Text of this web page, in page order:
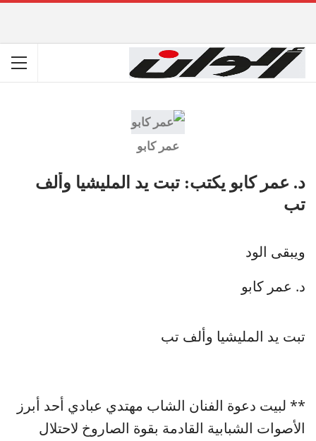
عمر كابو
د. عمر كابو يكتب: تبت يد المليشيا وألف
تب
ويبقى الود
د. عمر كابو
تبت يد المليشيا وألف تب
** لبيت دعوة الفنان الشاب مهتدي عبادي أحد أبرز
الأصوات الشبابية القادمة بقوة الصاروخ لاحتلال